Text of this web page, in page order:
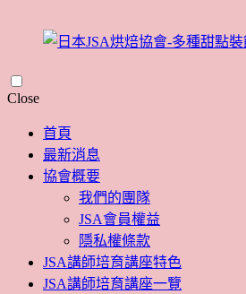
CloseSkip
content
首頁
最新消息
協會概要
我們的團隊
JSA會員權益
隱私權條款
JSA講師培育講座特色
JSA講師培育講座一覽